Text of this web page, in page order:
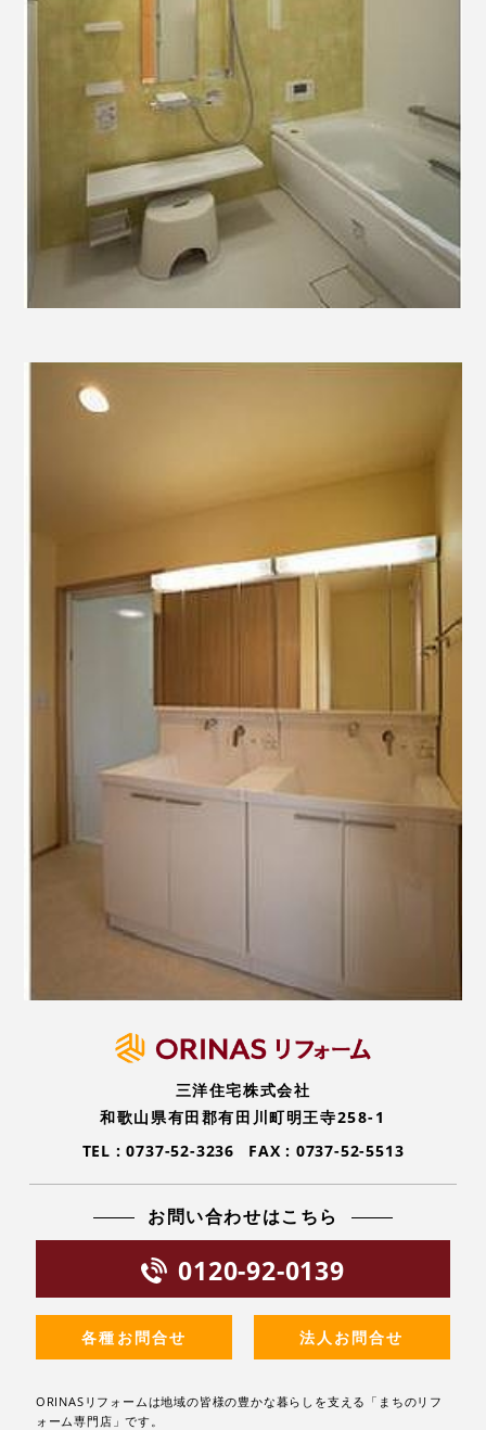
三洋住宅株式会社
和歌山県有田郡有田川町明王寺258-1
TEL :0737-52-3236 FAX : 0737-52-5513
お問い合わせはこちら
0120-92-0139
各種お問合せ 法人お問合せ
ORINASリフォームは地域の皆様の豊かな暮らしを支える「まちのリフ
ォーム専門店」です。